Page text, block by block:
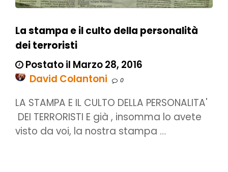
La stampa e il culto della personalità
dei terroristi
Postato il Marzo 28, 2016
David Colantoni
0
LA STAMPA E IL CULTO DELLA PERSONALITA'
DEI TERRORISTI E già , insomma lo avete
visto da voi, la nostra stampa …